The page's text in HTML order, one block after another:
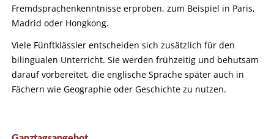
Fremdsprachenkenntnisse erproben, zum Beispiel in Paris,
Madrid oder Hongkong.
Viele Fünftklässler entscheiden sich zusätzlich für den
bilingualen Unterricht. Sie werden frühzeitig und behutsam
darauf vorbereitet, die englische Sprache später auch in
Fächern wie Geographie oder Geschichte zu nutzen.